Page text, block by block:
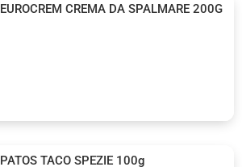
EUROCREM CREMA DA SPALMARE 200G
PATOS TACO SPEZIE 100g